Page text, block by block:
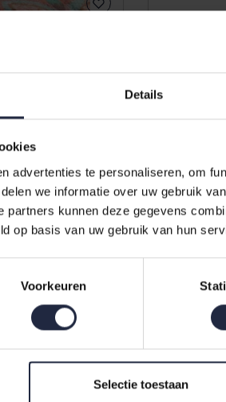
Details
advertenties te personaliseren, om
we informatie over uw gebruik
partners kunnen deze gegevens
op basis van uw gebruik van hun
Voorkeuren
Selectie toestaan
Bag
Pip Studio